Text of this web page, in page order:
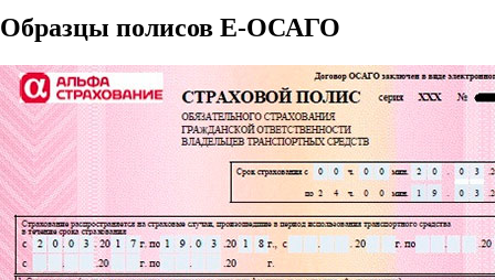
Образцы полисов E-ОСАГО